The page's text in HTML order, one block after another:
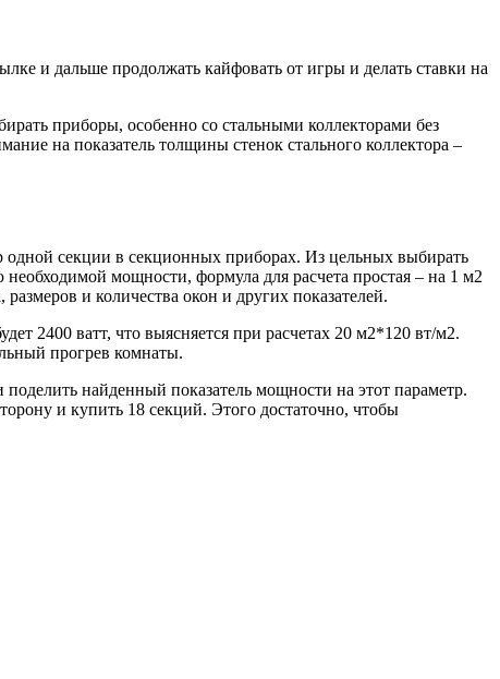
и дальше продолжать кайфовать от игры и делать ставки на
приборы, особенно со стальными коллекторами без
на показатель толщины стенок стального коллектора –
одной секции в секционных приборах. Из цельных выбирать
мощности, формула для расчета простая – на 1 м2
и количества окон и других показателей.
2400 ватт, что выясняется при расчетах 20 м2*120 вт/м2.
прогрев комнаты.
найденный показатель мощности на этот параметр.
и купить 18 секций. Этого достаточно, чтобы